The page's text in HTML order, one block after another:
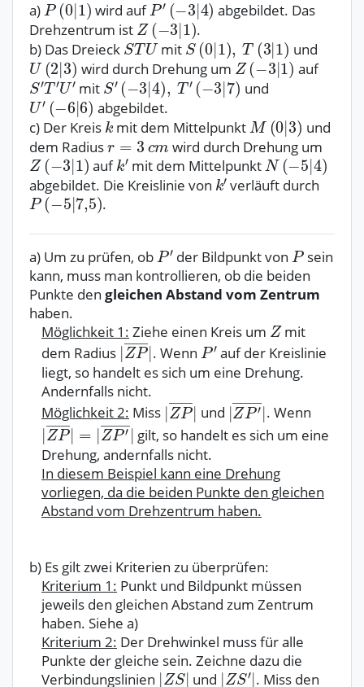
a)
wird auf
abgebildet. Das
Drehzentrum ist
.
b) Das Dreieck
mit
und
wird durch Drehung um
auf
mit
und
abgebildet.
c) Der Kreis
mit dem Mittelpunkt
und
dem Radius
wird durch Drehung um
auf
mit dem Mittelpunkt
abgebildet. Die Kreislinie von
verläuft durch
.
a) Um zu prüfen, ob der Bildpunkt von
sein
kann, muss man kontrollieren, ob die beiden
Punkte den gleichen Abstand vom Zentrum
haben.
Möglichkeit 1: Ziehe einen Kreis um
mit
dem Radius
. Wenn
auf der Kreislinie
liegt, so handelt es sich um eine Drehung.
Andernfalls nicht.
Möglichkeit 2: Miss und
. Wenn
gilt, so handelt es sich um eine
Drehung, andernfalls nicht.
In diesem Beispiel kann eine Drehung
vorliegen, da die beiden Punkte den gleichen
Abstand vom Drehzentrum haben.
b) Es gilt zwei Kriterien zu überprüfen:
Kriterium 1: Punkt und Bildpunkt müssen
jeweils den gleichen Abstand zum Zentrum
haben. Siehe a)
Kriterium 2: Der Drehwinkel muss für alle
Punkte der gleiche sein. Zeichne dazu die
Verbindungslinien
und . Miss den